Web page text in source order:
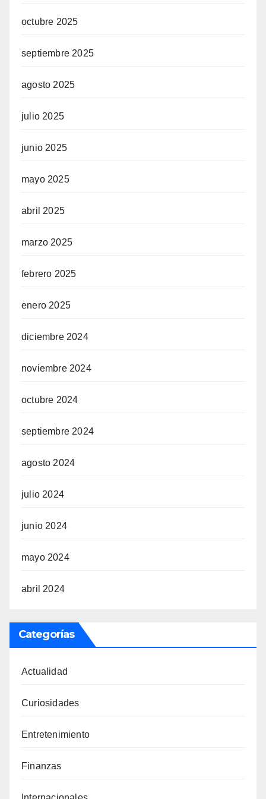
octubre 2025
septiembre 2025
agosto 2025
julio 2025
junio 2025
mayo 2025
abril 2025
marzo 2025
febrero 2025
enero 2025
diciembre 2024
noviembre 2024
octubre 2024
septiembre 2024
agosto 2024
julio 2024
junio 2024
mayo 2024
abril 2024
Categorías
Actualidad
Curiosidades
Entretenimiento
Finanzas